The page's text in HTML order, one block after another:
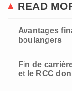
READ
Avantages
boulangers
Fin de
et le RCC